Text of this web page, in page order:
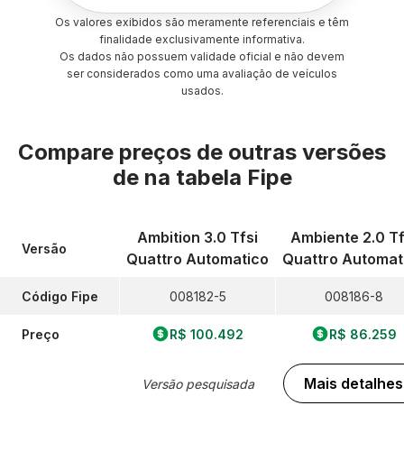
Os valores exibidos são meramente referenciais e têm
finalidade exclusivamente informativa.
Os dados não possuem validade oficial e não devem
ser considerados como uma avaliação de veículos
usados.
Compare preços de outras versões
de na tabela Fipe
Versão
Código Fipe
Preço
Ambition 3.0 Tfsi
Quattro Automatico
008182-5
R$ 100.492
Versão pesquisada
Ambiente 2.0
Quattro
008186-8
R$ 86.259
Mais detalhes